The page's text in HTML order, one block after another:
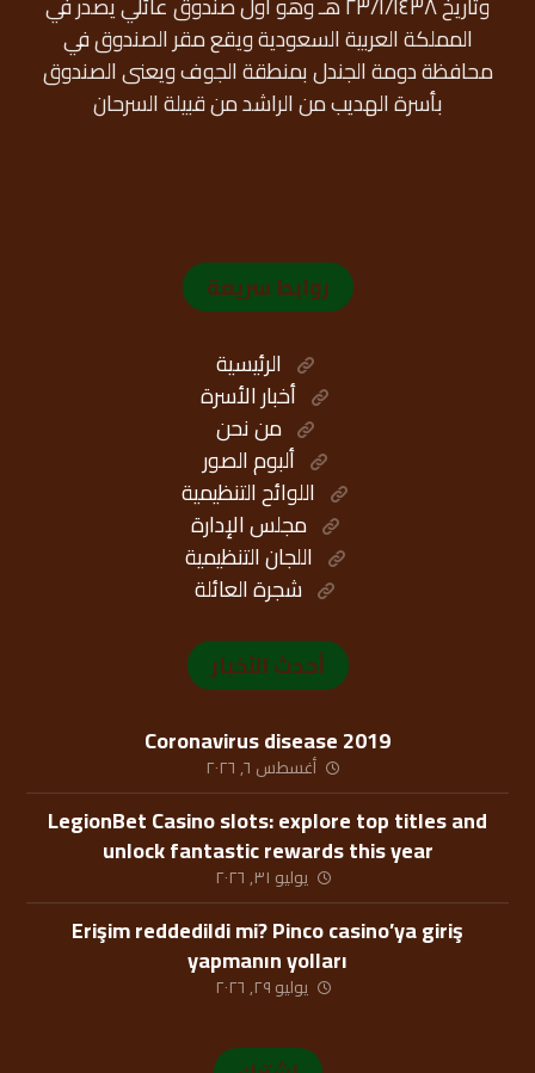
المملكة العربية السعودية ويقع مقر الصندوق في
محافظة دومة الجندل بمنطقة الجوف ويعنى الصندوق
بأسرة الهديب من الراشد من قبيلة السرحان
روابط سريعة
الرئيسية
أخبار الأسرة
من نحن
ألبوم الصور
اللوائح التنظيمية
مجلس الإدارة
اللجان التنظيمية
شجرة العائلة
أحدث الأخبار
Coronavirus disease 2019
أغسطس ٦, ٢٠٢٦
LegionBet Casino slots: explore top titles and
unlock fantastic rewards this year
يوليو ٣١, ٢٠٢٦
Erişim reddedildi mi? Pinco casino’ya giriş
yapmanın yolları
يوليو ٢٩, ٢٠٢٦